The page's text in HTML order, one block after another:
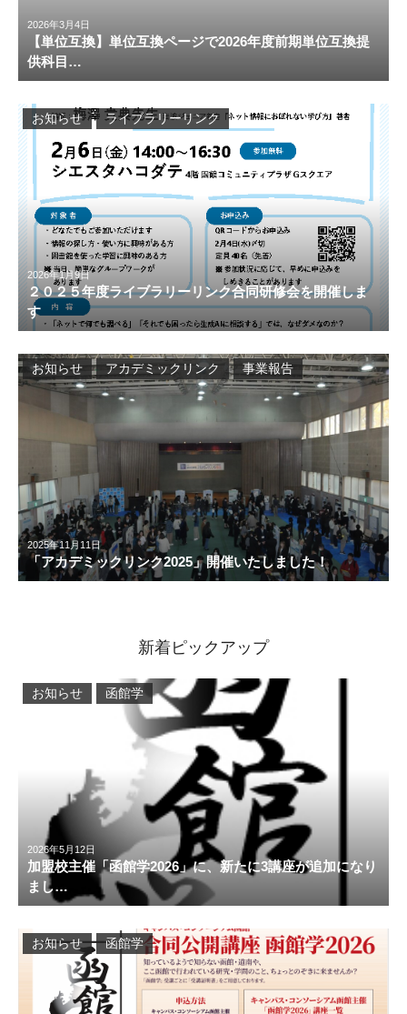
2026年3月4日
【単位互換】単位互換ページで2026年度前期単位互換提
供科目…
2026年1月9日
２０２５年度ライブラリーリンク合同研修会を開催しま
す
お知らせ ライブラリーリンク
2025年11月11日
「アカデミックリンク2025」開催いたしました！
お知らせ アカデミックリンク 事業報告
新着ピックアップ
2026年5月12日
加盟校主催「函館学2026」に、新たに3講座が追加になり
まし…
お知らせ 函館学
お知らせ 函館学